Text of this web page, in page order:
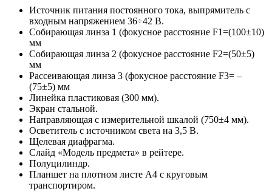
Источник питания постоянного тока, выпрямитель с
входным напряжением 36÷42 В.
Собирающая линза 1 (фокусное расстояние F1=(100±10)
мм
Собирающая линза 2 (фокусное расстояние F2=(50±5)
мм
Рассеивающая линза 3 (фокусное расстояние F3= –
(75±5) мм
Линейка пластиковая (300 мм).
Экран стальной.
Направляющая с измерительной шкалой (750±4 мм).
Осветитель с источником света на 3,5 В.
Щелевая диафрагма.
Слайд «Модель предмета» в рейтере.
Полуцилиндр.
Планшет на плотном листе А4 с круговым
транспортиром.